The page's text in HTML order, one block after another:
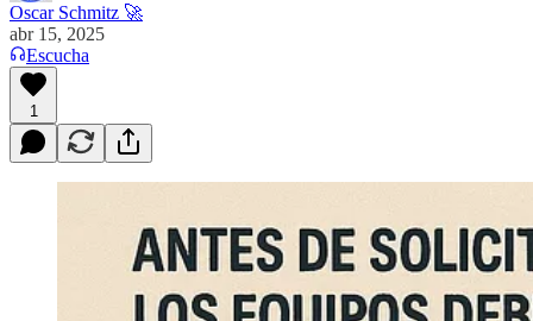
Oscar Schmitz 🚀
abr 15, 2025
Escucha
1